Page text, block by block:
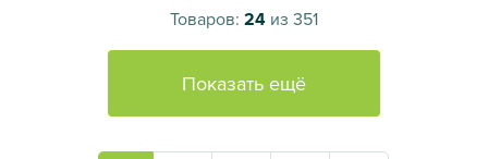
Товаров: 24 из 351
Показать ещё